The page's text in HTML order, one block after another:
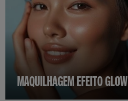
MAQUILHAGEM EFEITO GLOW